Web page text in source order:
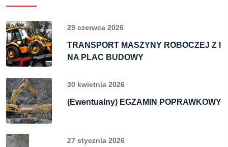
29 czerwca 2026
TRANSPORT MASZYNY ROBOCZEJ Z I
NA PLAC BUDOWY
30 kwietnia 2026
(Ewentualny) EGZAMIN POPRAWKOWY
27 stycznia 2026